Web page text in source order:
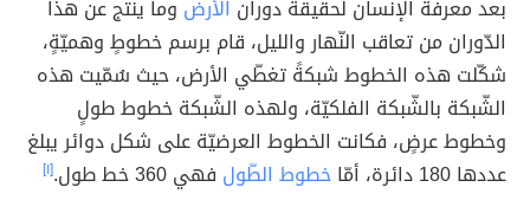
بعد معرفة الإنسان لحقيقة دوران الأرض وما ينتج عن هذا
الدّوران من تعاقب النّهار والليل، قام برسم خطوطٍ وهميّةٍ،
شكّلت هذه الخطوط شبكةً تغطّي الأرض، حيث سُمّيت هذه
الشّبكة بالشّبكة الفلكيّة، ولهذه الشّبكة خطوط طولٍ
وخطوط عرضٍ، فكانت الخطوط العرضيّة على شكل دوائر يبلغ
عددها 180 دائرة، أمّا
خطوط الطّول فهي 360 خط طول. [١]